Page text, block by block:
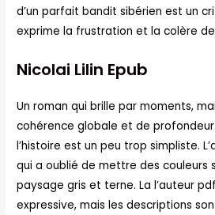
d’un parfait bandit sibérien est un
exprime la frustration et la colère de
Nicolai Lilin Epub
Un roman qui brille par moments,
cohérence globale et de
l’histoire est un peu trop simpliste.
qui a oublié de mettre des couleurs
paysage gris et terne. La l’auteur
expressive, mais les descriptions